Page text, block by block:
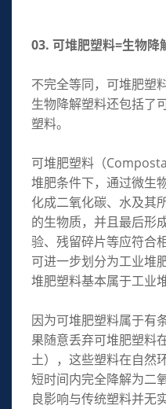
03. 可堆肥塑料=生物降
不完全等同，可堆肥塑
生物降解塑料还包括了
塑料。
可堆肥塑料（
堆肥条件下，通过微生
化成二氧化碳、水及其
的生物质，并且最后形
验、残留碎片等应符合
可进一步划分为工业堆
堆肥塑料基本属于工业
因为可堆肥塑料属于有
果随意丢弃可堆肥塑料
土），这些塑料在自然
短时间内完全降解为二
良影响与传统塑料并无